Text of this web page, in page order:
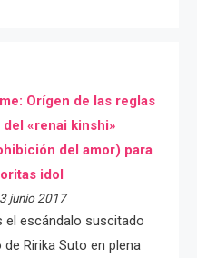
Orígen de las reglas
del «renai kinshi»
del amor) para
idol
junio 2017
el escándalo suscitado
Ririka Suto en plena